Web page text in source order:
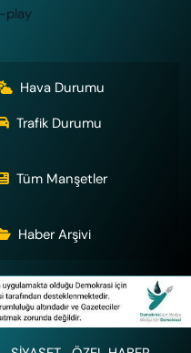
Hava Durumu
Trafik Durumu
Tüm Manşetler
Haber Arşivi